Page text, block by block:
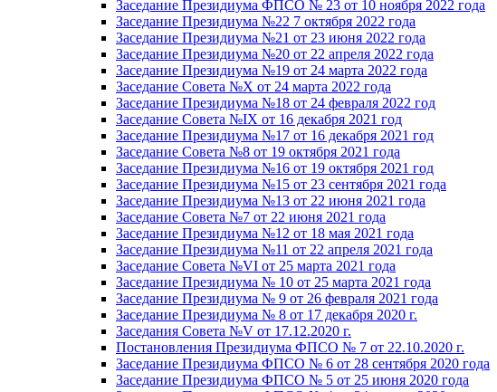
Заседание Президиума ФПСО № 23 от 10 ноября 2022 года
Заседание Президиума №22 7 октября 2022 года
Заседание Президиума №21 от 23 июня 2022 года
Заседание Президиума №20 от 22 апреля 2022 года
Заседание Президиума №19 от 24 марта 2022 года
Заседание Совета №X от 24 марта 2022 года
Заседание Президиума №18 от 24 февраля 2022 год
Заседание Совета №IX от 16 декабря 2021 год
Заседание Президиума №17 от 16 декабря 2021 год
Заседание Совета №8 от 19 октября 2021 года
Заседание Президиума №16 от 19 октября 2021 год
Заседание Президиума №15 от 23 сентября 2021 года
Заседание Президиума №13 от 22 июня 2021 года
Заседание Совета №7 от 22 июня 2021 года
Заседание Президиума №12 от 18 мая 2021 года
Заседание Президиума №11 от 22 апреля 2021 года
Заседание Совета №VI от 25 марта 2021 года
Заседание Президиума № 10 от 25 марта 2021 года
Заседание Президиума № 9 от 26 февраля 2021 года
Заседание Президиума № 8 от 17 декабря 2020 г.
Заседания Совета №V от 17.12.2020 г.
Постановления Президиума ФПСО № 7 от 22.10.2020 г.
Заседание Президиума ФПСО № 6 от 28 сентября 2020 года
Заседание Президиума ФПСО № 5 от 25 июня 2020 года